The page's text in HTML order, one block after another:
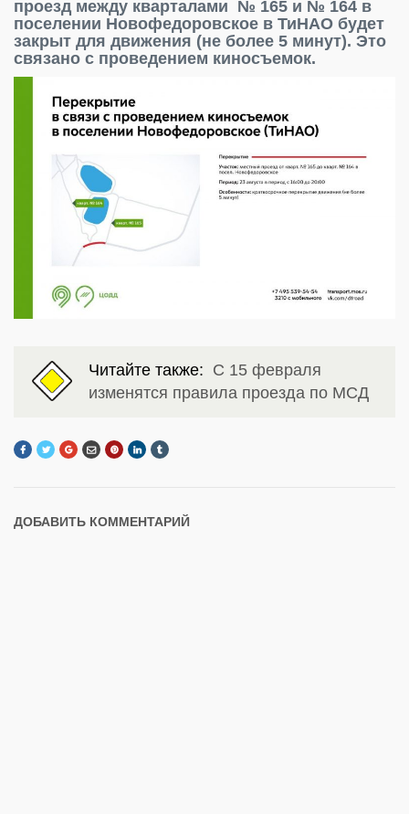
проезд между кварталами № 165 и № 164 в
поселении Новофедоровское в ТиНАО будет
закрыт для движения (не более 5 минут). Это
связано с проведением киносъемок.
Читайте также: С 15 февраля
изменятся правила проезда по МСД
ДОБАВИТЬ КОММЕНТАРИЙ